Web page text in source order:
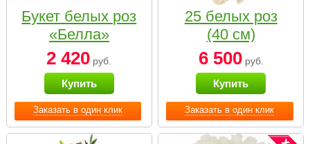
Заказать в один клик
Букет белых роз
«Белла»
2 420 руб.
Купить
Заказать в один клик
25 белых роз
(40 см)
6 500руб.
Купить